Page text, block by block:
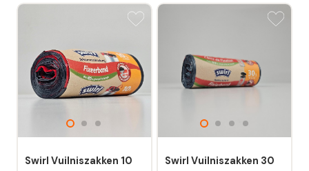
Swirl Vuilniszakken 10
Swirl Vuilniszakken 30